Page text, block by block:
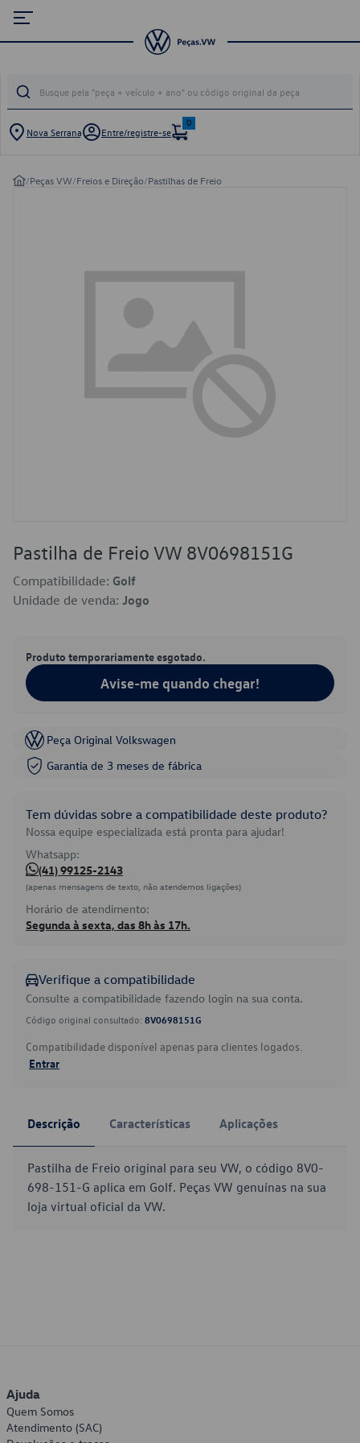
Nova Serrana Entre/registre-se
0
/Peças VW/Freios e Direção/Pastilhas de Freio
Pastilha de Freio VW 8V0698151G
Compatibilidade: Golf
Unidade de venda: Jogo
Produto temporariamente esgotado.
Avise-me quando chegar!
Peça Original Volkswagen
Garantia de 3 meses de fábrica
Tem dúvidas sobre a compatibilidade deste produto?
Nossa equipe especializada está pronta para ajudar!
Whatsapp:
(41) 99125-2143
(apenas mensagens de texto, não atendemos ligações)
Horário de atendimento:
Segunda à sexta, das 8h às 17h.
Verifique a compatibilidade
Consulte a compatibilidade fazendo login na sua conta.
Código original consultado: 8V0698151G
Compatibilidade disponível apenas para clientes logados.
Entrar
Descrição Características Aplicações
Pastilha de Freio original para seu VW, o código 8V0-
698-151-G aplica em Golf. Peças VW genuínas na sua
loja virtual oficial da VW.
Ajuda
Quem Somos
Atendimento (SAC)